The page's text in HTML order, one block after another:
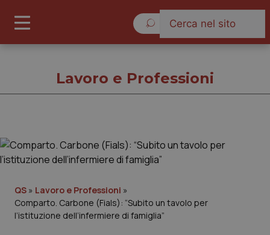
Governo e Parlamento
Lavoro e Professioni
QS » Lavoro e Professioni »
Comparto. Carbone (Fials): “Subito un tavolo per
l’istituzione dell’infermiere di famiglia”